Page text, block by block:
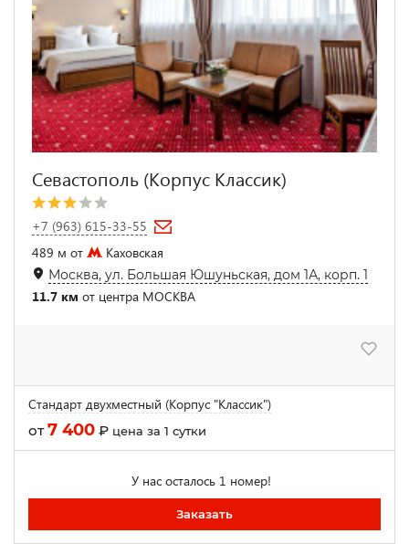
Севастополь (Корпус Классик)
+7 (963) 615-33-55
489 м от
Каховская
Москва, ул. Большая Юшуньская, дом 1А, корп. 1
11.7 км от центра МОСКВА
Стандарт двухместный (Корпус "Классик")
от7 400 ₽ цена за 1 сутки
У нас осталось 1 номер!
Заказать